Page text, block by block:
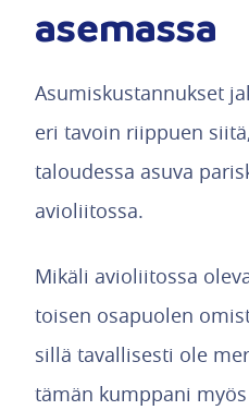
asemassa
Asumiskustannukset
eri tavoin riippuen
taloudessa asuva
avioliitossa.
Mikäli avioliitossa
toisen osapuolen
sillä tavallisesti ole
tämän kumppani